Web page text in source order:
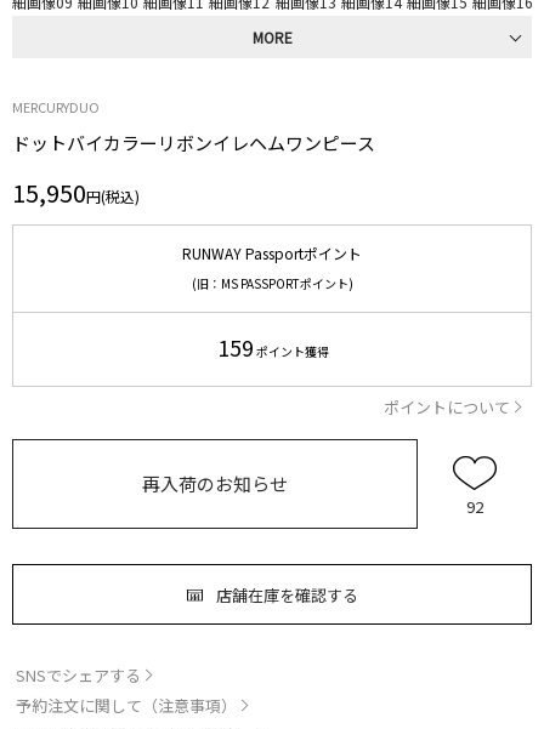
MORE
MERCURYDUO
ドットバイカラーリボンイレヘムワンピース
15,950円(税込)
RUNWAY Passportポイント
(旧：MS PASSPORTポイント)
159 ポイント獲得
ポイントについて
再入荷のお知らせ
92
店舗在庫を確認する
SNSでシェアする
予約注文に関して（注意事項）